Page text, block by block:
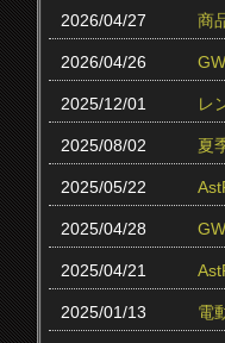
2026/04/27 商
2026/04/26
2025/12/01 レ
2025/08/02 夏
2025/05/22
2025/04/28
2025/04/21
2025/01/13 電